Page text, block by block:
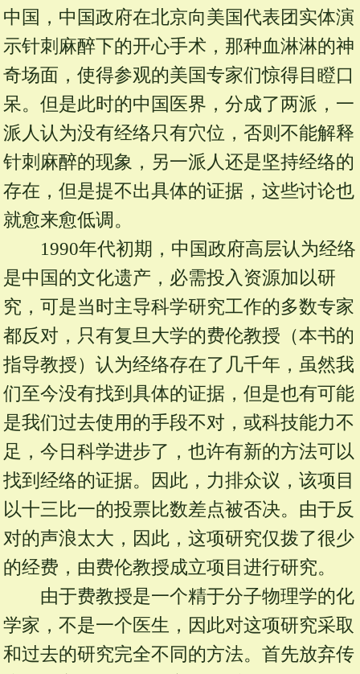
中国，中国政府在北京向美国代表团实体演
示针刺麻醉下的开心手术，那种血淋淋的神
奇场面，使得参观的美国专家们惊得目瞪口
呆。但是此时的中国医界，分成了两派，一
派人认为没有经络只有穴位，否则不能解释
针刺麻醉的现象，另一派人还是坚持经络的
存在，但是提不出具体的证据，这些讨论也
就愈来愈低调。
1990年代初期，中国政府高层认为经络
是中国的文化遗产，必需投入资源加以研
究，可是当时主导科学研究工作的多数专家
都反对，只有复旦大学的费伦教授（本书的
指导教授）认为经络存在了几千年，虽然我
们至今没有找到具体的证据，但是也有可能
是我们过去使用的手段不对，或科技能力不
足，今日科学进步了，也许有新的方法可以
找到经络的证据。因此，力排众议，该项目
以十三比一的投票比数差点被否决。由于反
对的声浪太大，因此，这项研究仅拨了很少
的经费，由费伦教授成立项目进行研究。
由于费教授是一个精于分子物理学的化
学家，不是一个医生，因此对这项研究采取
和过去的研究完全不同的方法。首先放弃传